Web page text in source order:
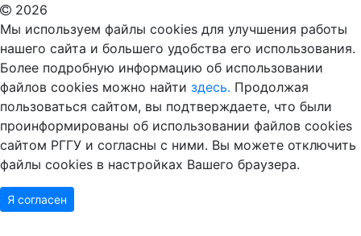
2026
Мы используем файлы cookies для улучшения работы
нашего сайта и большего удобства его использования.
Более подробную информацию об использовании
файлов cookies можно найти здесь. Продолжая
пользоваться сайтом, вы подтверждаете, что были
проинформированы об использовании файлов cookies
сайтом РГГУ и согласны с ними. Вы можете отключить
файлы cookies в настройках Вашего браузера.
Я согласен